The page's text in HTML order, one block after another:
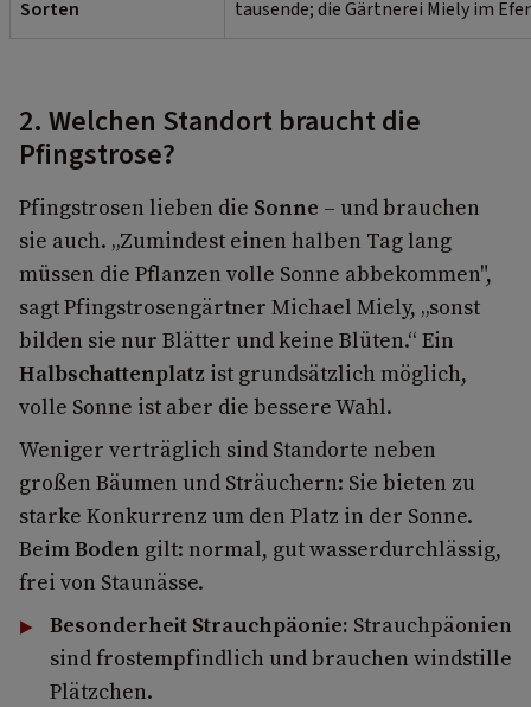
Sorten tausende; die Gärtnerei Miely im
2. Welchen Standort braucht die
Pfingstrose?
Pfingstrosen lieben die Sonne – und brauchen
sie auch. „Zumindest einen halben Tag lang
müssen die Pflanzen volle Sonne abbekommen",
sagt Pfingstrosengärtner Michael Miely, „sonst
bilden sie nur Blätter und keine Blüten.“ Ein
Halbschattenplatz ist grundsätzlich möglich,
volle Sonne ist aber die bessere Wahl.
Weniger verträglich sind Standorte neben
großen Bäumen und Sträuchern: Sie bieten zu
starke Konkurrenz um den Platz in der Sonne.
BeimBoden gilt: normal, gut wasserdurchlässig,
frei von Staunässe.
Besonderheit Strauchpäonie: Strauchpäonien
sind frostempfindlich und brauchen windstille
Plätzchen.